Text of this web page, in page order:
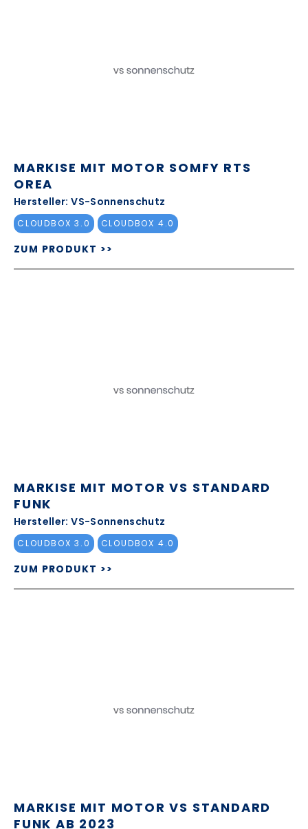
MARKISE MIT MOTOR SOMFY RTS
OREA
Hersteller: VS-Sonnenschutz
CLOUDBOX 3.0 CLOUDBOX 4.0
ZUM PRODUKT >>
MARKISE MIT MOTOR VS STANDARD
FUNK
Hersteller: VS-Sonnenschutz
CLOUDBOX 3.0 CLOUDBOX 4.0
ZUM PRODUKT >>
MARKISE MIT MOTOR VS STANDARD
FUNK AB 2023